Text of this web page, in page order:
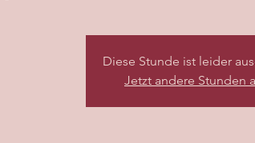
Diese Stunde ist leider
Jetzt andere Stunden